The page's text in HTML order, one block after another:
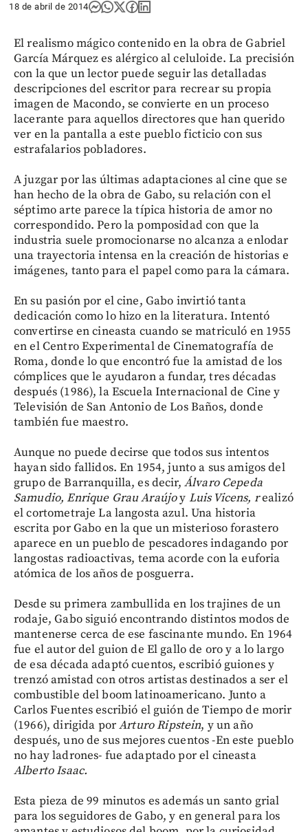
18 de abril de 2014
El realismo mágico contenido en la obra de Gabriel
García Márquez es alérgico al celuloide. La precisión
con la que un lector puede seguir las detalladas
descripciones del escritor para recrear su propia
imagen de Macondo, se convierte en un proceso
lacerante para aquellos directores que han querido
ver en la pantalla a este pueblo ficticio con sus
estrafalarios pobladores.
A juzgar por las últimas adaptaciones al cine que se
han hecho de la obra de Gabo, su relación con el
séptimo arte parece la típica historia de amor no
correspondido. Pero la pomposidad con que la
industria suele promocionarse no alcanza a enlodar
una trayectoria intensa en la creación de historias e
imágenes, tanto para el papel como para la cámara.
En su pasión por el cine, Gabo invirtió tanta
dedicación como lo hizo en la literatura. Intentó
convertirse en cineasta cuando se matriculó en 1955
en el Centro Experimental de Cinematografía de
Roma, donde lo que encontró fue la amistad de los
cómplices que le ayudaron a fundar, tres décadas
después (1986), la Escuela Internacional de Cine y
Televisión de San Antonio de Los Baños, donde
también fue maestro.
Aunque no puede decirse que todos sus intentos
hayan sido fallidos. En 1954, junto a sus amigos del
grupo de Barranquilla, es decir, Álvaro Cepeda
Samudio, Enrique Grau Araújoy Luis Vicens, realizó
el cortometraje La langosta azul. Una historia
escrita por Gabo en la que un misterioso forastero
aparece en un pueblo de pescadores indagando por
langostas radioactivas, tema acorde con la euforia
atómica de los años de posguerra.
Desde su primera zambullida en los trajines de un
rodaje, Gabo siguió encontrando distintos modos de
mantenerse cerca de ese fascinante mundo. En 1964
fue el autor del guion de El gallo de oro y a lo largo
de esa década adaptó cuentos, escribió guiones y
trenzó amistad con otros artistas destinados a ser el
combustible del boom latinoamericano. Junto a
Carlos Fuentes escribió el guión de Tiempo de morir
(1966), dirigida porArturo Ripstein, y un año
después, uno de sus mejores cuentos -En este pueblo
no hay ladrones- fue adaptado por el cineasta
Alberto Isaac.
Esta pieza de 99 minutos es además un santo grial
para los seguidores de Gabo, y en general para los